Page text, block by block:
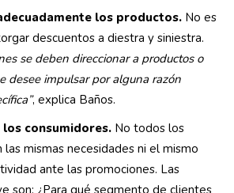
los productos. No es
descuentos a diestra y siniestra.
se deben direccionar a productos o
desee impulsar por alguna razón
, explica Baños.
consumidores. No todos los
mismas necesidades ni el mismo
ante las promociones. Las